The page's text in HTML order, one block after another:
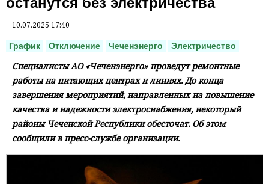
10.07.2025 17:40
График Отключение Чеченэнерго Электричество
Специалисты АО «Чеченэнерго» проведут ремонтные
работы на питающих центрах и линиях. До конца
завершения мероприятий, направленных на повышение
качества и надежности электроснабжения, некоторый
районы Чеченской Республики обесточат. Об этом
сообщили в пресс-службе организации.